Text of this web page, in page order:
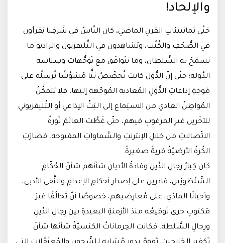
والإلحاد!
حَتّى ثمانينيّاتِ القرنِ الماضي، كان النّاسُ في شَرقِنا يَقرأون
في الصُّحُفِ والكُتُب، ويُشاهِدون في التِّليفزيون والراديو ما
يَسمَحُ به السُّلطان، وما يَتَوافَق مع تَوَجُّهات وسِياسة
الدَّولة؛ حتّى إنّ الدُّوَل كانت تُخصِّصُ بَثًّا مُشوَّشًا تُرسِلُه على
مَوجةِ إذاعاتِ الدُّوَلِ المُعادية المُوجّهة إليها، فلا يَتمكَّنُ
المُواطِنُ العادي من الاستِماع إلى البَثِّ الإذاعي أو التِّليفزيوني
للآخَرين غيرِ المرغوبِ فيهم، حتّى غَطَّت العالَمَ ثَورةُ
الاتّصالاتِ من خلالِ الإنترنتِ والسَّماواتِ المفتوحة، فصارَتِ
الكُرةُ الأرضيّةُ قريةً صغيرةً.
كان كِبارُ رِجالِ الدِّينِ وقادةُ الأديانِ شأنَهم شأنَ الحُكّامِ
السُّلْطَوِيّين، قادرين على إصدارِ أحكامِ الإعدامِ والنَّفي الأدبي،
وأحيانًا المادّي، على مُعارِضيهم، خصوصًا أنّ تَحالُفًا غيرَ
مَكتوبٍ جرى تَوقيعُه منذ الأزمنةِ البعيدةِ بين رِجالِ الدِّينِ
ورِجالِ السُّلطة. فكانت الحِرماناتُ الكنسيّةُ شأنَها شأنَ